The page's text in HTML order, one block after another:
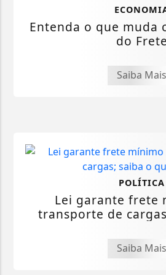
Entenda o que muda
do Frete
Saiba Mais
POLÍTICA
Lei garante frete
transporte de
Saiba Mais